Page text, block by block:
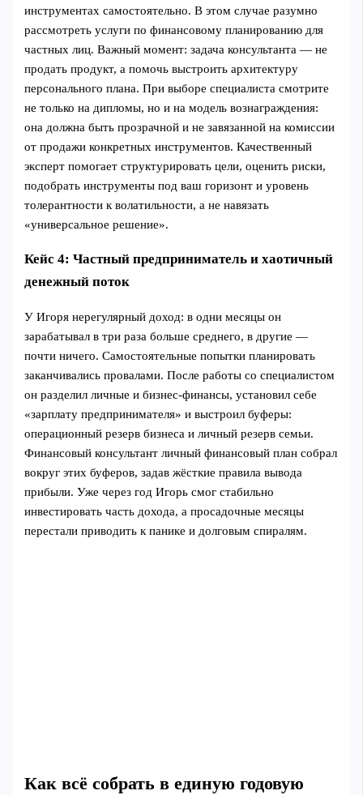
инструментах самостоятельно. В этом случае разумно
рассмотреть услуги по финансовому планированию для
частных лиц. Важный момент: задача консультанта — не
продать продукт, а помочь выстроить архитектуру
персонального плана. При выборе специалиста смотрите
не только на дипломы, но и на модель вознаграждения:
она должна быть прозрачной и не завязанной на комиссии
от продажи конкретных инструментов. Качественный
эксперт помогает структурировать цели, оценить риски,
подобрать инструменты под ваш горизонт и уровень
толерантности к волатильности, а не навязать
«универсальное решение».
Кейс 4: Частный предприниматель и хаотичный
денежный поток
У Игоря нерегулярный доход: в одни месяцы он
зарабатывал в три раза больше среднего, в другие —
почти ничего. Самостоятельные попытки планировать
заканчивались провалами. После работы со специалистом
он разделил личные и бизнес-финансы, установил себе
«зарплату предпринимателя» и выстроил буферы:
операционный резерв бизнеса и личный резерв семьи.
Финансовый консультант личный финансовый план собрал
вокруг этих буферов, задав жёсткие правила вывода
прибыли. Уже через год Игорь смог стабильно
инвестировать часть дохода, а просадочные месяцы
перестали приводить к панике и долговым спиралям.
Как всё собрать в единую годовую